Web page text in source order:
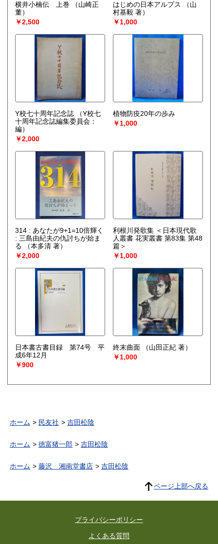
横井小楠伝 上巻
（山崎正
董）
￥2,500
はじめの日本アルプス
（山
村基毅 著）
￥1,000
Y校七十周年記念誌
（Y校七
十周年記念誌編集委員会：
編）
￥2,000
植物防疫20年の歩み
￥1,000
314 : あなたが9+1=10倍輝く
: 三島由紀夫の仇討ちが始ま
る
（本多清 著）
￥2,000
利根川発歌集 ＜日本現代歌
人叢書 花実叢書 第83集 第48
篇＞
￥1,000
日本書古書目録 第74号 平
成6年12月
￥900
終末曲面
（山田正紀 著）
￥1,000
ホーム 民友社 吉田松陰
ホーム 徳富猪一郎 吉田松陰
ホーム 藤沢 湘南堂書店 吉田松陰
ページ上部へ戻る
プライバシーポリシー
よくある質問